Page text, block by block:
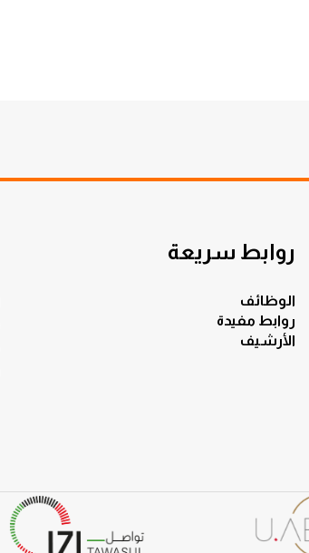
روابط سريعة
الوظائف
روابط مفيدة
الأرشيف